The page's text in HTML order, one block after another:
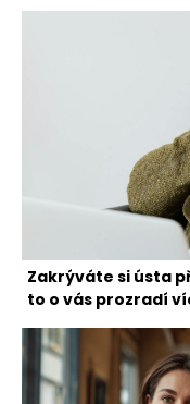
Zakrýváte si ústa
to o vás prozradí